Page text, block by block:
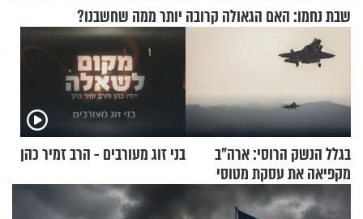
שבת נחמו: האם הגאולה קרובה יותר ממה שחשבנו?
בגלל הנשק הרוסי: ארה"ב
מקפיאה את עסקת מטוסי
הקרב לטורקיה
בני זוג מעורבים - הרב זמיר כהן